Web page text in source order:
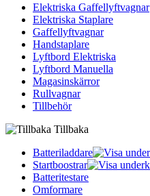
Elektriska Gaffellyftvagnar
Elektriska Staplare
Gaffellyftvagnar
Handstaplare
Lyftbord Elektriska
Lyftbord Manuella
Magasinskärror
Rullvagnar
Tillbehör
Tillbaka
Batteriladdare
Startboostrar
Batteritestare
Omformare